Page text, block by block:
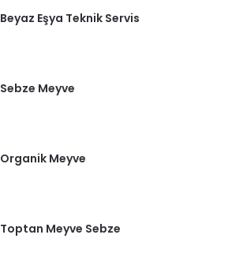
Beyaz Eşya Teknik Servis
Sebze Meyve
Organik Meyve
Toptan Meyve Sebze